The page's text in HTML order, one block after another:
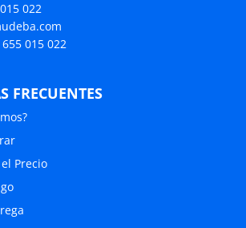
022
655 015 022
FRECUENTES
Precio